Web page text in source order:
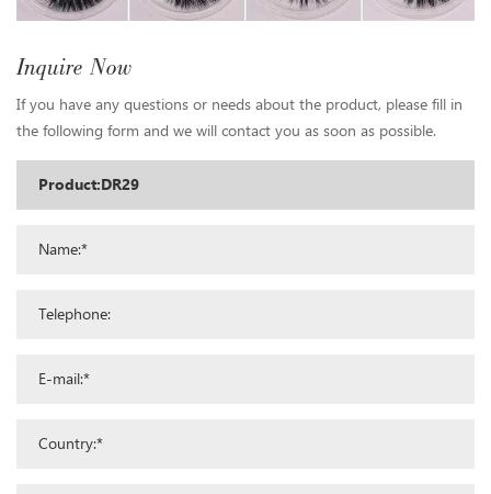
Inquire Now
If you have any questions or needs about the product, please fill in
the following form and we will contact you as soon as possible.